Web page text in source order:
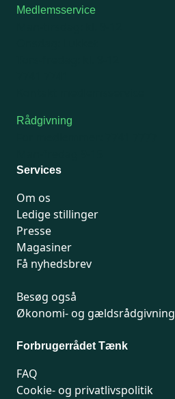
Medlemsservice
Rådgivning
Services
Om os
Ledige stillinger
Presse
Magasiner
Få nyhedsbrev
Besøg også
Økonomi- og gældsrådgivning
Forbrugerrådet Tænk
FAQ
Cookie- og privatlivspolitik